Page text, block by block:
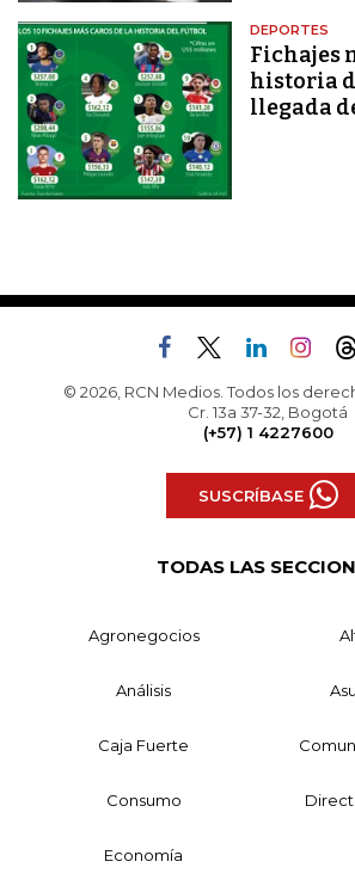
DEPORTES
Fichajes
historia
llegada
© 2026, RCN Medios. Todos los
Cr. 13a 37-32, Bogotá
(+57) 1 4227600
SUSCRÍBASE
TODAS LAS
Agronegocios
Análisis
Caja Fuerte
Consumo
Economía